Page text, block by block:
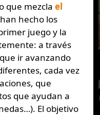
que mezcla el
hecho los
juego y la
a través
ir avanzando
cada vez
que
que ayudan a
El objetivo